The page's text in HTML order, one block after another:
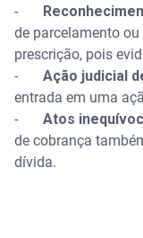
-
de parcelamento
prescrição, pois
- Ação judicial
entrada em uma
- Atos
de cobrança
dívida.